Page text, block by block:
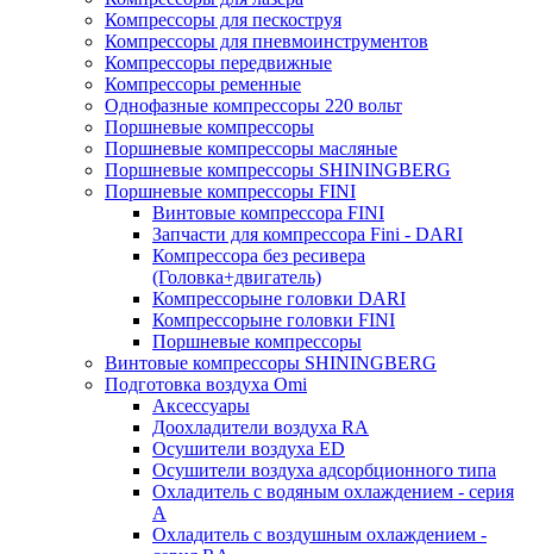
Компрессоры для пескоструя
Компрессоры для пневмоинструментов
Компрессоры передвижные
Компрессоры ременные
Однофазные компрессоры 220 вольт
Поршневые компрессоры
Поршневые компрессоры масляные
Поршневые компрессоры SHININGBERG
Поршневые компрессоры FINI
Винтовые компрессора FINI
Запчасти для компрессора Fini - DARI
Компрессора без ресивера
(Головка+двигатель)
Компрессорыне головки DARI
Компрессорыне головки FINI
Поршневые компрессоры
Винтовые компрессоры SHININGBERG
Подготовка воздуха Omi
Аксессуары
Доохладители воздуха RA
Осушители воздуха ED
Осушители воздуха адсорбционного типа
Охладитель с водяным охлаждением - серия
A
Охладитель с воздушным охлаждением -